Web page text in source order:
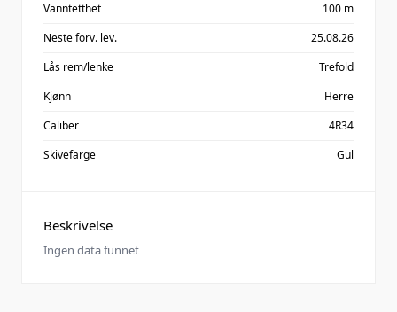
Beskrivelse
Ingen data funnet
Vanntetthet
100 m
Neste forv. lev.
25.08.26
Lås rem/lenke
Trefold
Kjønn
Herre
Caliber
4R34
Skivefarge
Gul